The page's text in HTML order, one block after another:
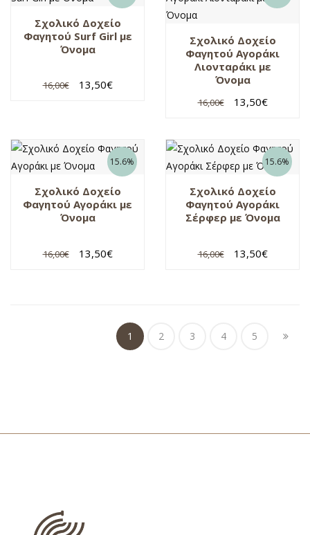
Σχολικό Δοχείο
Φαγητού Surf Girl με
Όνομα
16,00€ 13,50€
Σχολικό Δοχείο
Φαγητού Αγοράκι
Λιονταράκι με
Όνομα
16,00€ 13,50€
15.6%
Σχολικό Δοχείο
Φαγητού Αγοράκι με
Όνομα
16,00€ 13,50€
15.6%
Σχολικό Δοχείο
Φαγητού Αγοράκι
Σέρφερ με Όνομα
16,00€ 13,50€
1 2 3 4 5